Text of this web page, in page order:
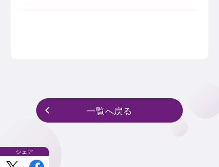
一覧へ戻る